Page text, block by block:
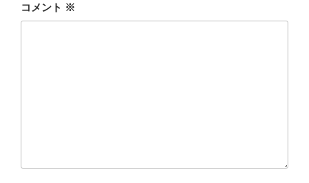
コメント ※